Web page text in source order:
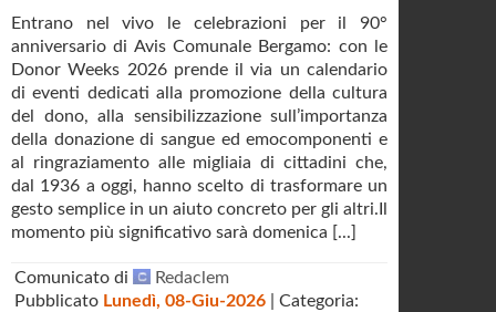
Entrano nel vivo le celebrazioni per il 90°
anniversario di Avis Comunale Bergamo: con le
Donor Weeks 2026 prende il via un calendario
di eventi dedicati alla promozione della cultura
del dono, alla sensibilizzazione sull’importanza
della donazione di sangue ed emocomponenti e
al ringraziamento alle migliaia di cittadini che,
dal 1936 a oggi, hanno scelto di trasformare un
gesto semplice in un aiuto concreto per gli altri.Il
momento più significativo sarà domenica [...]
Comunicato di
Redaclem
Pubblicato Lunedì, 08-Giu-2026 | Categoria: